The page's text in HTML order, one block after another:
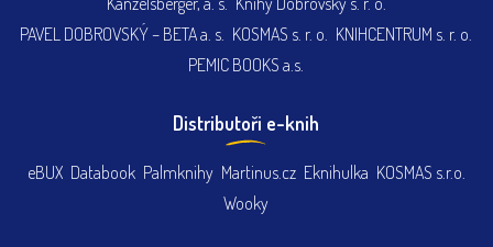
PAVEL DOBROVSKÝ – BETA a. s. KOSMAS s. r. o. KNIHCENTRUM s. r. o.
PEMIC BOOKS a.s.
Distributoři e-knih
eBUX Databook Palmknihy Martinus.cz Eknihulka KOSMAS s.r.o.
Wooky